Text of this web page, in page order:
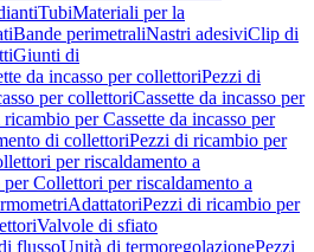
TubiMateriali per la
Bande perimetraliNastri adesiviClip di
Giunti di
da incasso per collettoriPezzi di
per collettoriCassette da incasso per
per Cassette da incasso per
di collettoriPezzi di ricambio per
per riscaldamento a
Collettori per riscaldamento a
AdattatoriPezzi di ricambio per
Valvole di sfiato
flussoUnità di termoregolazionePezzi